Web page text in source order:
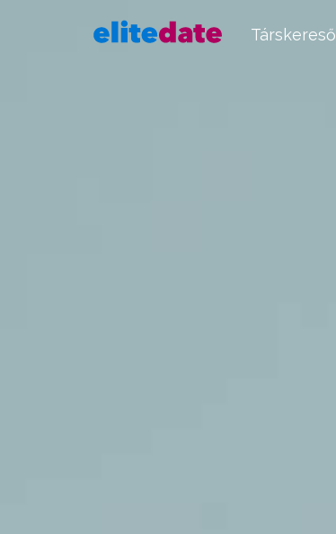
Társkereső